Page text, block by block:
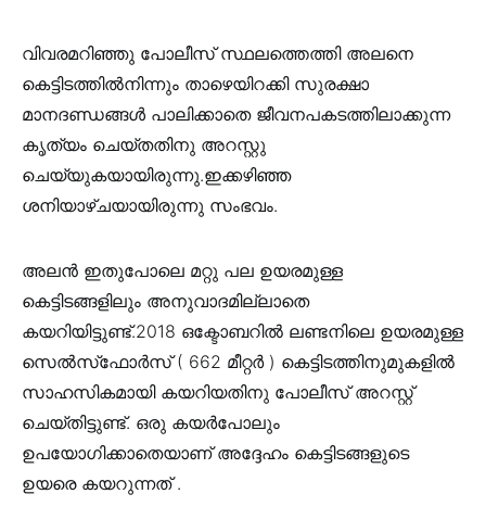
വിവരമറിഞ്ഞു പോലീസ് സ്ഥലത്തെത്തി അലനെ
കെട്ടിടത്തിൽനിന്നും താഴെയിറക്കി സുരക്ഷാ
മാനദണ്ഡങ്ങൾ പാലിക്കാതെ ജീവനപകടത്തിലാക്കുന്ന
കൃത്യം ചെയ്തതിനു അറസ്റ്റു
ചെയ്യുകയായിരുന്നു.ഇക്കഴിഞ്ഞ
ശനിയാഴ്ചയായിരുന്നു സംഭവം.
അലൻ ഇതുപോലെ മറ്റു പല ഉയരമുള്ള
കെട്ടിടങ്ങളിലും അനുവാദമില്ലാതെ
കയറിയിട്ടുണ്ട്.2018 ഒക്ടോബറിൽ ലണ്ടനിലെ ഉയരമുള്ള
സെൽസ്‌ഫോർസ് ( 662 മീറ്റർ ) കെട്ടിടത്തിനുമുകളിൽ
സാഹസികമായി കയറിയതിനു പോലീസ് അറസ്റ്റ്
ചെയ്തിട്ടുണ്ട്. ഒരു കയർപോലും
ഉപയോഗിക്കാതെയാണ് അദ്ദേഹം കെട്ടിടങ്ങളുടെ
ഉയരെ കയറുന്നത് .